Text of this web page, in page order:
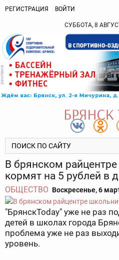
РЕГИСТРАЦИЯ ВОЙТИ
СУББОТА, 8
В брянском
кормят на 5 рублей в
ОБЩЕСТВО Воскресенье, 6
"БрянскToday" уже не раз
детей в школах города
проблема уже не раз
уровень.